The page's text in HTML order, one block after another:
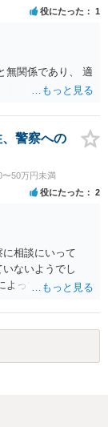
役にたった 1
無関係であり、 適
警察への
〜50万円未満
役にたった 2
相談にいって
ないようでし
よってだいぶ変わ